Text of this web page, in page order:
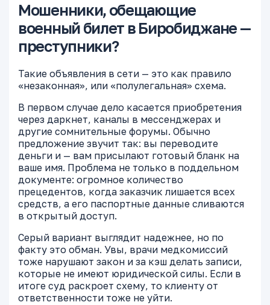
Мошенники, обещающие
военный билет в Биробиджане —
преступники?
Такие объявления в сети — это как правило
«незаконная», или «полулегальная» схема.
В первом случае дело касается приобретения
через даркнет, каналы в мессенджерах и
другие сомнительные форумы. Обычно
предложение звучит так: вы переводите
деньги и — вам присылают готовый бланк на
ваше имя. Проблема не только в поддельном
документе: огромное количество
прецедентов, когда заказчик лишается всех
средств, а его паспортные данные сливаются
в открытый доступ.
Серый вариант выглядит надежнее, но по
факту это обман. Увы, врачи медкомиссий
тоже нарушают закон и за кэш делать записи,
которые не имеют юридической силы. Если в
итоге суд раскроет схему, то клиенту от
ответственности тоже не уйти.